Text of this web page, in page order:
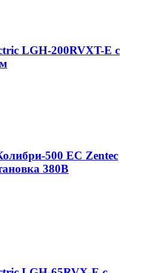
LGH-200RVXT-E с
500 EC Zentec
380В